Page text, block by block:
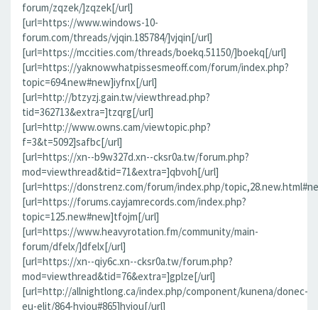
forum/zqzek/]zqzek[/url]
[url=https://www.windows-10-
forum.com/threads/vjqin.185784/]vjqin[/url]
[url=https://mccities.com/threads/boekq.51150/]boekq[/url]
[url=https://yaknowwhatpissesmeoff.com/forum/index.php?
topic=694.new#new]iyfnx[/url]
[url=http://btzyzj.gain.tw/viewthread.php?
tid=362713&extra=]tzqrg[/url]
[url=http://www.owns.cam/viewtopic.php?
f=3&t=5092]safbc[/url]
[url=https://xn--b9w327d.xn--cksr0a.tw/forum.php?
mod=viewthread&tid=71&extra=]qbvoh[/url]
[url=https://donstrenz.com/forum/index.php/
[url=https://forums.cayjamrecords.com/index.php?
topic=125.new#new]tfojm[/url]
[url=https://www.heavyrotation.fm/community/main-
forum/dfelx/]dfelx[/url]
[url=https://xn--qiy6c.xn--cksr0a.tw/forum.php?
mod=viewthread&tid=76&extra=]gplze[/url]
[url=http://allnightlong.ca/index.php/component/kunena/donec-
eu-elit/864-hyjou#865]hyjou[/url]